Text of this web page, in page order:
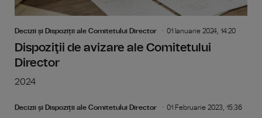
Decizii și Dispoziții ale Comitetului Director 01 Ianuarie 2024, 14:20
Dispoziţii de avizare ale Comitetului
Director
2024
Decizii și Dispoziții ale Comitetului Director 01 Februarie 2023, 15:36